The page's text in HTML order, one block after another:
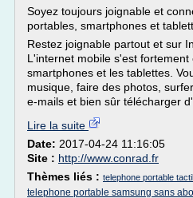
Soyez toujours joignable et
portables, smartphones et
Restez joignable partout et sur
L'internet mobile s'est
smartphones et les tablettes.
musique, faire des photos,
e-mails et bien sûr télécharger
Lire la suite
Date: 2017-04-24 11:16:05
Site : http://www.conrad.fr
Thèmes liés : telephone portable
telephone portable samsung sans